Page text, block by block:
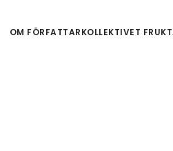
OM FÖRFATTARKOLLEKTIVET